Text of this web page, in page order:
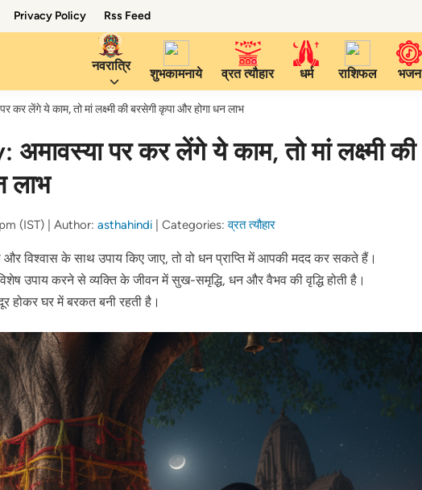
Privacy Policy Rss Feed
नवरात्रि
शुभकामनाये व्रत त्यौहार धर्म राशिफल भजन
लेंगे ये काम, तो मां लक्ष्मी की बरसेगी कृपा और होगा धन लाभ
पर कर लेंगे ये काम, तो मां लक्ष्मी की
लाभ
(IST) | Author: asthahindi Categories:व्रत त्यौहार
और विश्वास के साथ उपाय किए जाए, तो वो धन प्राप्ति में आपकी मदद कर सकते हैं।
उपाय करने से व्यक्ति के जीवन में सुख-समृद्धि, धन और वैभव की वृद्धि होती है।
होकर घर में बरकत बनी रहती है।